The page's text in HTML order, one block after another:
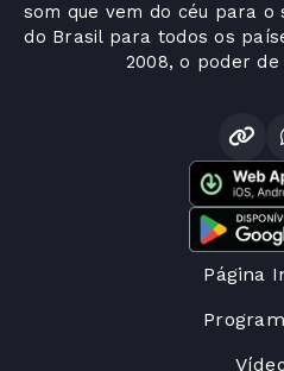
som que vem do céu para
do Brasil para todos os
2008, o poder de
Página